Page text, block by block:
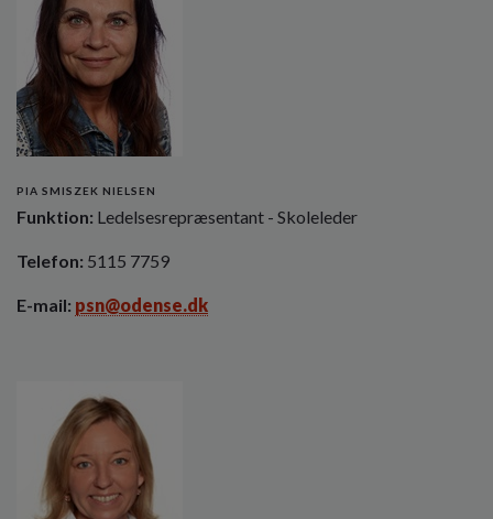
PIA SMISZEK NIELSEN
Funktion: Ledelsesrepræsentant - Skoleleder
Telefon: 5115 7759
E-mail: psn@odense.dk